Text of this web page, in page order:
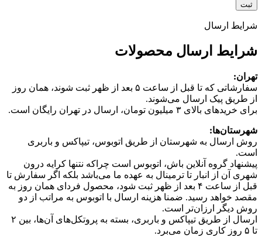
شرایط ارسال
شرایط ارسال محصولات
تهران:
سفارشاتی که تا قبل از ساعت ۵ بعد از ظهر ثبت شوند، همان روز
از طریق پیک ارسال می‌شوند.
برای خریدهای بالای ۳ میلیون تومان، ارسال در تهران رایگان است.
شهرستان‌ها:
روش ارسال به شهرستان از طریق اتوبوس، تیپاکس و باربری
است.
پیشنهاد گروه آنلاین باش، اتوبوس است چرا‌که نتنها کرایه درون
شهری آن از انبار تا ترمینال به عهده ما می‌باشد بلکه اگر سفارش تا
قبل از ساعت ۴ بعد از ظهر ثبت شود، محصول فردای همان روز به
مقصد خواهد رسید. ضمنا هزینه ارسال با اتوبوس به مراتب از دو
روش دیگر ارزان‌تر است.
ارسال از طریق تیپاکس و باربری، بسته به پروتکل‌های آن‌ها، بین ۲
تا ۵ روز کاری زمان می‌برد.